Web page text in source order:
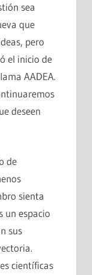
sea
que
pero
el inicio de
AADEA.
deseen
de
sienta
un espacio
sus
científicas